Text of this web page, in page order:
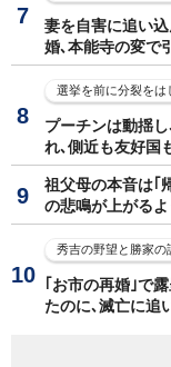
妻を自害に追い
婚､本能寺の変で
選挙を前に分裂をは
プーチンは動揺
れ､側近も友好国
祖父母の本音は｢
の悲鳴が上がる
秀吉の野望と勝家の
｢お市の再婚｣で
たのに､滅亡に追